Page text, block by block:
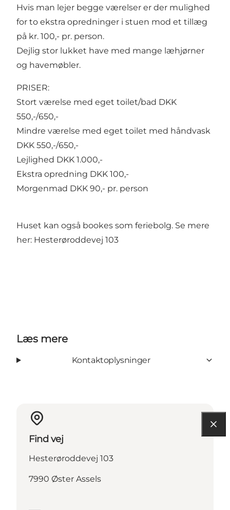
Hvis man lejer begge værelser er der mulighed
for to ekstra opredninger i stuen mod et tillæg
på kr. 100,- pr. person.
Dejlig stor lukket have med mange læhjørner
og havemøbler.
PRISER:
Stort værelse med eget toilet/bad DKK
550,-/650,-
Mindre værelse med eget toilet med håndvask
DKK 550,-/650,-
Lejlighed DKK 1.000,-
Ekstra opredning DKK 100,-
Morgenmad DKK 90,- pr. person
Huset kan også bookes som feriebolg. Se mere
her: Hesterøroddevej 103
Læs mere
Kontaktoplysninger
Find vej
Hesterøroddevej 103
7990 Øster Assels